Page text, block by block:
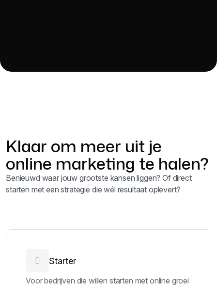
Klaar om meer uit je
online marketing te halen?
Benieuwd waar jouw grootste kansen liggen? Of direct
starten met een strategie die wél resultaat oplevert?
Starter
Voor bedrijven die willen starten met online groei